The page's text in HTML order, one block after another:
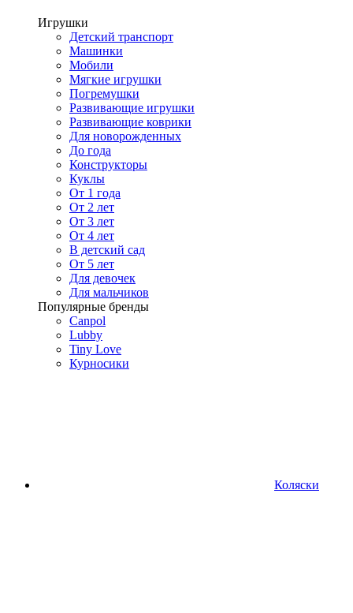
Игрушки
Детский транспорт
Машинки
Мобили
Мягкие игрушки
Погремушки
Развивающие игрушки
Развивающие коврики
Для новорожденных
До года
Конструкторы
Куклы
От 1 года
От 2 лет
От 3 лет
От 4 лет
В детский сад
От 5 лет
Для девочек
Для мальчиков
Популярные бренды
Canpol
Lubby
Tiny Love
Курносики
Коляски